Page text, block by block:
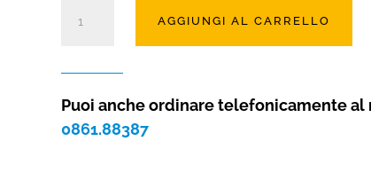
LOMBARDO
(5
AGGIUNGI AL CARRELLO
Puoi anche ordinare telefonicamente al
0861.88387